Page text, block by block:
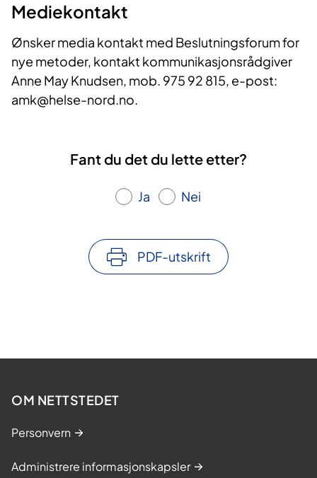
Mediekontakt
Ønsker media kontakt med Beslutningsforum for
nye metoder, kontakt kommunikasjonsrådgiver
Anne May Knudsen, mob. 975 92 815, e-post:
amk@helse-nord.no.
Fant du det du lette etter?
Ja Nei
PDF-utskrift
OM NETTSTEDET
Personvern
Administrere informasjonskapsler